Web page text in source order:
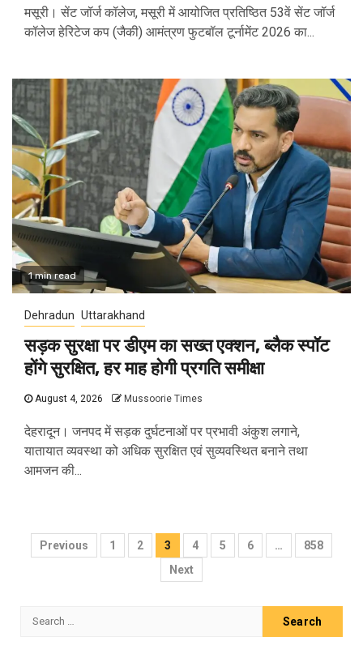
मसूरी। सेंट जॉर्ज कॉलेज, मसूरी में आयोजित प्रतिष्ठित 53वें सेंट जॉर्ज
कॉलेज हेरिटेज कप (जैकी) आमंत्रण फुटबॉल टूर्नामेंट 2026 का...
1 min read
Dehradun Uttarakhand
सड़क सुरक्षा पर डीएम का सख्त एक्शन, ब्लैक स्पॉट
होंगे सुरक्षित, हर माह होगी प्रगति समीक्षा
August 4, 2026 Mussoorie Times
देहरादून। जनपद में सड़क दुर्घटनाओं पर प्रभावी अंकुश लगाने,
यातायात व्यवस्था को अधिक सुरक्षित एवं सुव्यवस्थित बनाने तथा
आमजन की...
Posts
Previous 1 2 3 4 5 6 …
858
Next
Search